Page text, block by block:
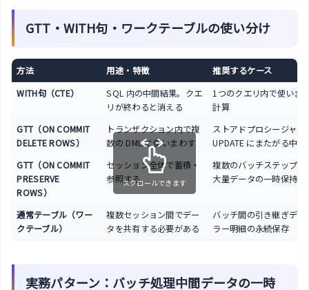
GTT・WITH句・ワークテーブルの使い分け
方法 用途・特徴
推奨するケース
WITH句（CTE）
SQL 内の中間結果。クエ
リが終わると消える
1つのクエリ内で使いま
計算
GTT（ON COMMIT
DELETE ROWS）
トランザクション内で複
数の DML に使いまわす
ストアドプロシージャで
UPDATE にまたがる中間
GTT（ON COMMIT
PRESERVE
ROWS）
セッション全体で蓄積・
参照する
複数のバッチステップを
大量データの一時保持
通常テーブル（ワー
クテーブル）
複数セッション間でデー
タを共有する必要がある
バッチ間の引き継ぎデー
ラー明細の永続保存
スクロールできます
実務パターン：バッチ処理中間データの一時